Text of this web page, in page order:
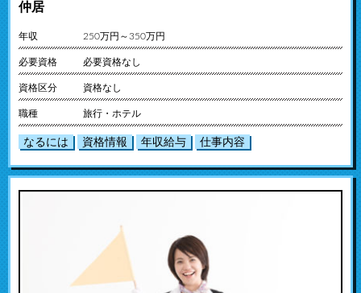
仲居
年収 250万円～350万円
必要資格 必要資格なし
資格区分 資格なし
職種 旅行・ホテル
なるには 資格情報 年収給与 仕事内容